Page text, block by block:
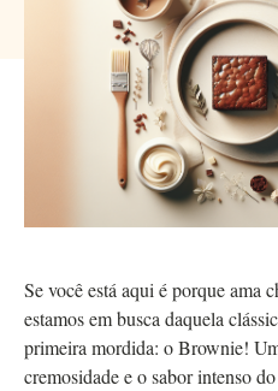
Se você está aqui é porque ama
estamos em busca daquela
primeira mordida: o Brownie!
cremosidade e o sabor intenso